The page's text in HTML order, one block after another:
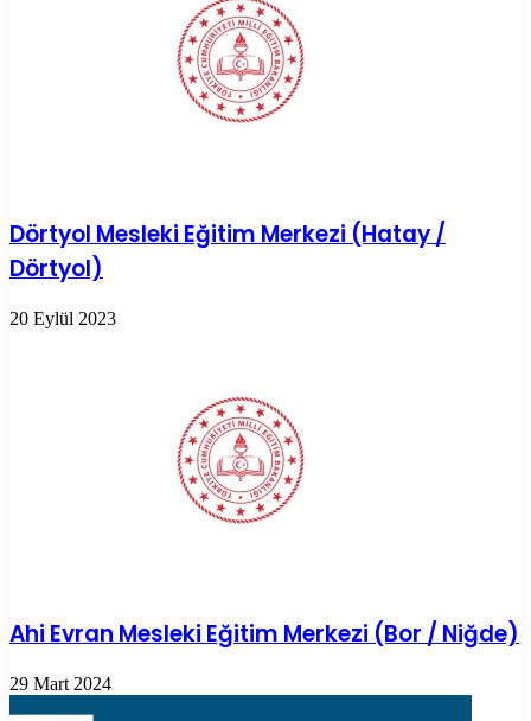
Dörtyol Mesleki Eğitim Merkezi (Hatay /
Dörtyol)
20 Eylül 2023
Ahi Evran Mesleki Eğitim Merkezi (Bor / Niğde)
29 Mart 2024